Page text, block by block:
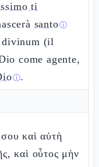
ti
santoⓘ
divinum (il
come agente,
ⓘ.
καὶ αὐτὴ
καὶ οὗτος μὴν